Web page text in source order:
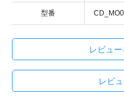
型番
レビュ
レビ